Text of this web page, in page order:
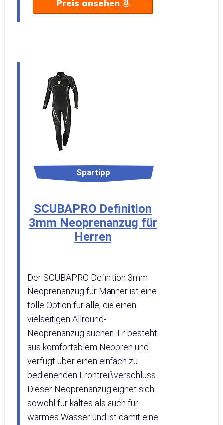
Preis ansehen
Spartipp
SCUBAPRO Definition
3mm Neoprenanzug für
Herren
Der SCUBAPRO Definition 3mm
Neoprenanzug für Männer ist eine
tolle Option für alle, die einen
vielseitigen Allround-
Neoprenanzug suchen. Er besteht
aus komfortablem Neopren und
verfügt über einen einfach zu
bedienenden Frontreißverschluss.
Dieser Neoprenanzug eignet sich
sowohl für kaltes als auch für
warmes Wasser und ist damit eine